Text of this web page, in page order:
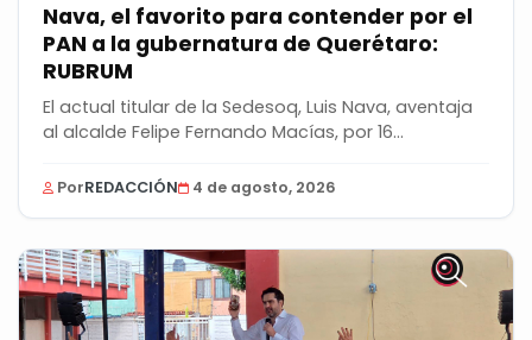
Nava, el favorito para contender por el
PAN a la gubernatura de Querétaro:
RUBRUM
El actual titular de la Sedesoq, Luis Nava, aventaja
al alcalde Felipe Fernando Macías, por 16...
PorREDACCIÓN 4 de agosto, 2026